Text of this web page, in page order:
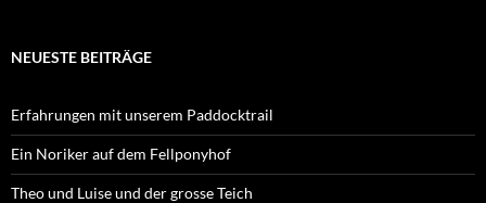
NEUESTE BEITRÄGE
Erfahrungen mit unserem Paddocktrail
Ein Noriker auf dem Fellponyhof
Theo und Luise und der grosse Teich